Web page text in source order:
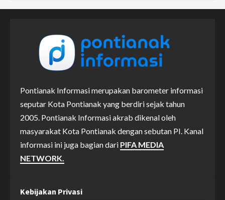
Pontianak Informasi merupakan barometer informasi
seputar Kota Pontianak yang berdiri sejak tahun
2005. Pontianak Informasi akrab dikenal oleh
masyarakat Kota Pontianak dengan sebutan PI. Kanal
informasi ini juga bagian dari PIFA MEDIA
NETWORK.
Kebijakan Privasi